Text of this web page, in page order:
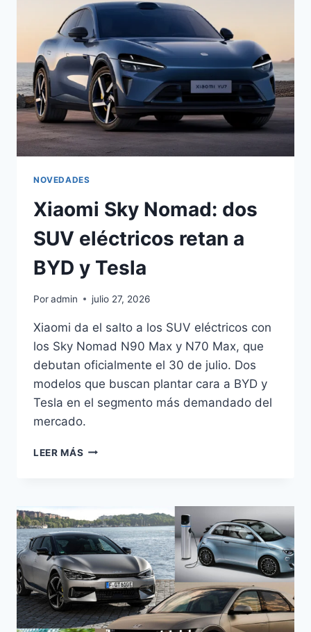
GIGANTE
SE
DEJA
VER
NOVEDADES
Xiaomi Sky Nomad: dos
SUV eléctricos retan a
BYD y Tesla
Poradmin julio 27, 2026
Xiaomi da el salto a los SUV eléctricos con
los Sky Nomad N90 Max y N70 Max, que
debutan oficialmente el 30 de julio. Dos
modelos que buscan plantar cara a BYD y
Tesla en el segmento más demandado del
mercado.
LEER MÁS XIAOMI
ELÉCTRICOS
RETAN
A
BYD
Y
TESLA